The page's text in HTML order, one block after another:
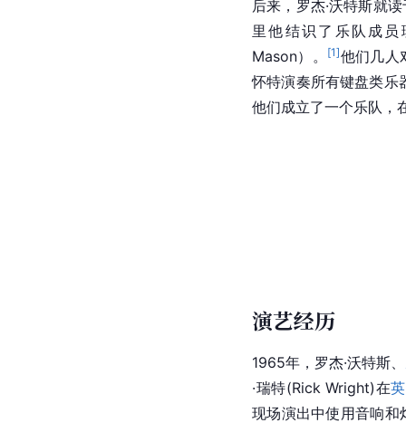
后来，罗杰·沃特斯就
里他结识了乐队成员
Mason）。
[1]他们几人
怀特演奏所有键盘类乐
他们成立了一个乐队，
演艺经历
1965年，罗杰·沃特斯、
·瑞特(Rick Wright)在
现场演出中使用音响和